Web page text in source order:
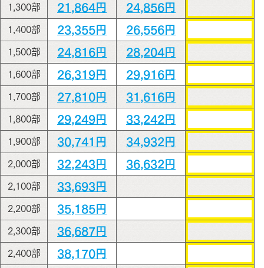
1,300部 21,864円 24,856円
1,400部 23,355円 26,556円
1,500部 24,816円 28,204円
1,600部 26,319円 29,916円
1,700部 27,810円 31,616円
1,800部 29,249円 33,242円
1,900部 30,741円 34,932円
2,000部 32,243円 36,632円
2,100部 33,693円
2,200部 35,185円
2,300部 36,687円
2,400部 38,170円